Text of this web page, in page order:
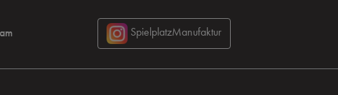
SpielplatzManufaktur